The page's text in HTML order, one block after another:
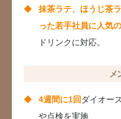
抹茶ラテ、ほうじ茶
った若手社員に人気
ドリンクに対応。
メ
4週間に1回 ダイオー
や点検を実施